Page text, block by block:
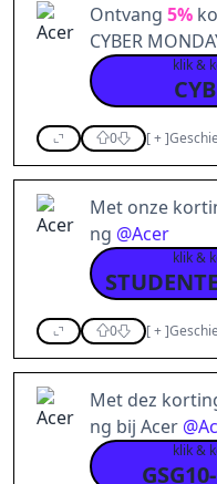
Ontvang 5%
CYBER
klik &
0 [+]
Met onze
ng @Acer
klik &
0 [+]
Met dez
ng bij Acer @
klik &